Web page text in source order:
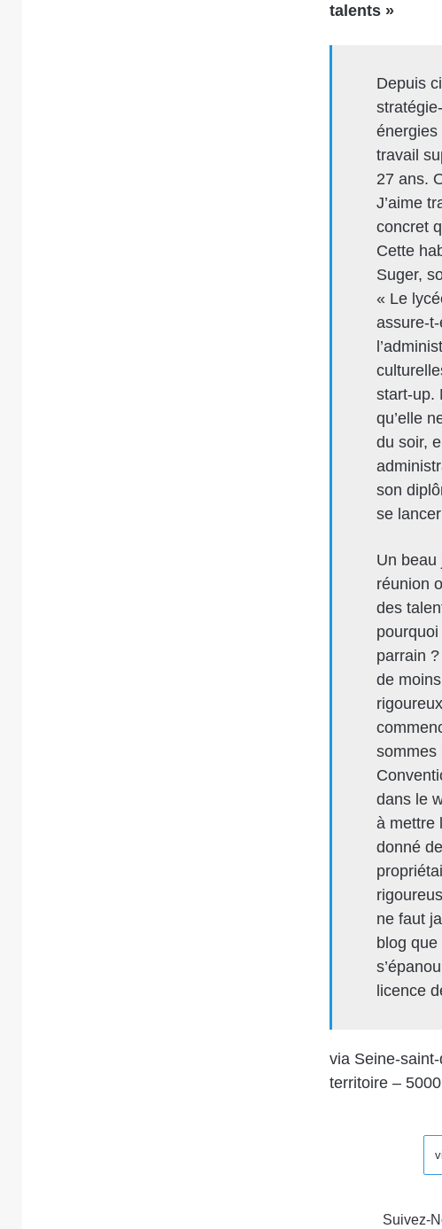
talents »
Depuis
énergies
travail
27 ans.
J’aime
concret
Cette
Suger,
« Le
assure-
start-up.
qu’elle
du soir,
son
se
Un beau
réunion
des
parrain
de
sommes
dans le
à mettre
donné
ne faut
blog
licence
via Seine-
territoire –
Suivez-